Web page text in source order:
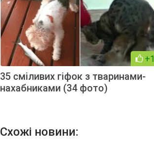
+1
35 сміливих гіфок з тваринами-
нахабниками (34 фото)
Схожі новини: